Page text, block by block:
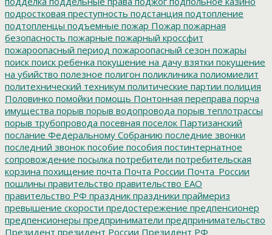
подростковая преступность подстанция подтопление
подтопленцы подъемные пожар Пожар пожарная
безопасность пожарные пожарный кроссфит
пожароопасный период пожароопасный сезон пожары
поиск поиск ребенка покушение на дачу взятки покушение
на убийство полезное полигон поликлиника полиомиелит
политехнический техникум политические партии полиция
Половинко помойки помощь Понтонная переправа порча
имущества порыв порыв водопровода порыв теплотрассы
порыв трубопровода посевная поселок Партизанский
послание Федеральному Собранию последние звонки
последний звонок пособие пособия постинтернатное
сопровождение посылка потребители потребительская
корзина похищение почта Почта России Почта_России
пошлины правительство правительство ЕАО
правительство РФ праздник праздники праймериз
превышение скорости предостережение предпенсионер
предпенсионеры предприниматели предпринимательство
Президент президент России Президент РФ